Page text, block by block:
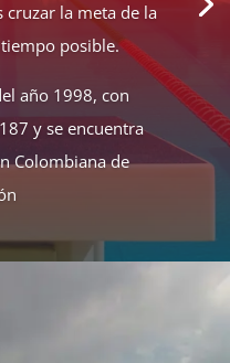
la meta de la
posible.
año 1998, con
y se encuentra
Colombiana de